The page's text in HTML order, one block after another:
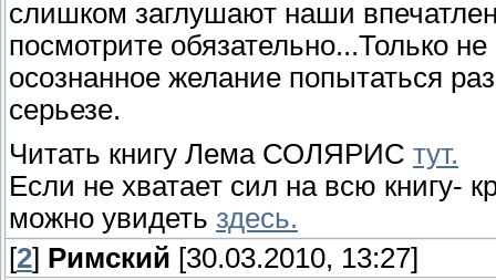
слишком заглушают наши
посмотрите обязательно...Только
осознанное желание попытаться
серьезе.
Читать книгу Лема СОЛЯРИС тут.
Если не хватает сил на всю
можно увидеть здесь.
[2] Римский [30.03.2010, 13:27]